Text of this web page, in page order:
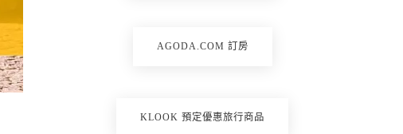
AGODA.COM 訂房
KLOOK 預定優惠旅行商品